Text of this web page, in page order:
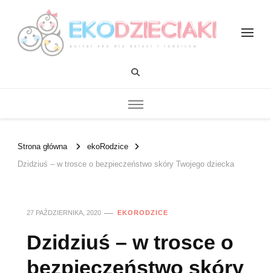
Strona główna
ekoRodzice
Dzidziuś – w trosce o bezpieczeństwo skóry Twojego dziecka
27 PAŹDZIERNIKA, 2020 EKORODZICE
Dzidziuś – w trosce o
bezpieczeństwo skóry